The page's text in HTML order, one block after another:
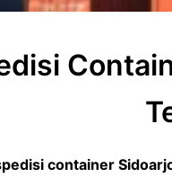
container